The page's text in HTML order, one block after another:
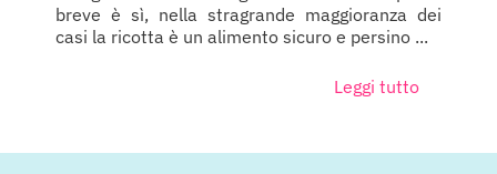
breve è sì, nella stragrande maggioranza dei
casi la ricotta è un alimento sicuro e persino ...
Leggi tutto